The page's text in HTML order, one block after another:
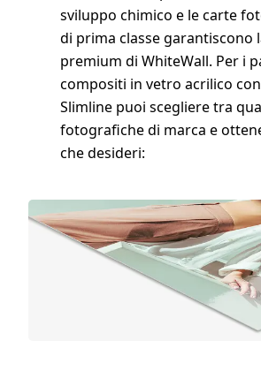
sviluppo chimico e le carte
di prima classe garantiscono
premium di WhiteWall. Per i
compositi in vetro acrilico
Slimline puoi scegliere tra
fotografiche di marca e
che desideri: